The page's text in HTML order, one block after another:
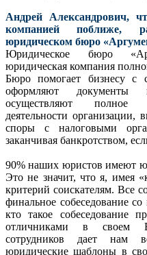
Андрей Александрович,
компанией поближе,
юридическом бюро
Юридическое бюро
юридическая компания
Бюро помогает бизнесу с
оформляют документы
осуществляют полное
деятельности
споры с налоговыми
заканчивая банкротством,
90% наших юристов имеют
Это не значит, что я, имея
критерий соискателям. Все
финальное собеседование
кто такое собеседование
отличниками в своем
сотрудников дает нам
юридические шаблоны в